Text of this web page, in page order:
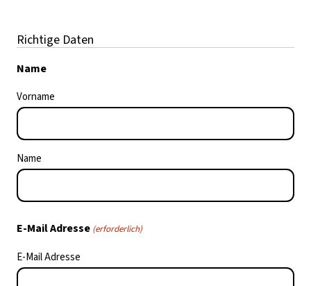
Richtige Daten
Name
Vorname
Name
E-Mail Adresse (erforderlich)
E-Mail Adresse